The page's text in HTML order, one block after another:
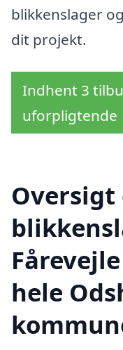
blikkenslager
dit projekt.
Indhent 3
uforpligtende
Oversigt
hele